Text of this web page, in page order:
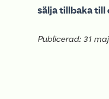
sälja tillbaka till
Publicerad: 31